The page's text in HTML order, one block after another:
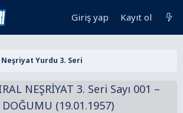
Giriş yap Kayıt ol
Yurdu 3. Seri
NEŞRİYAT 3. Seri Sayı 001 –
DOĞUMU (19.01.1957)